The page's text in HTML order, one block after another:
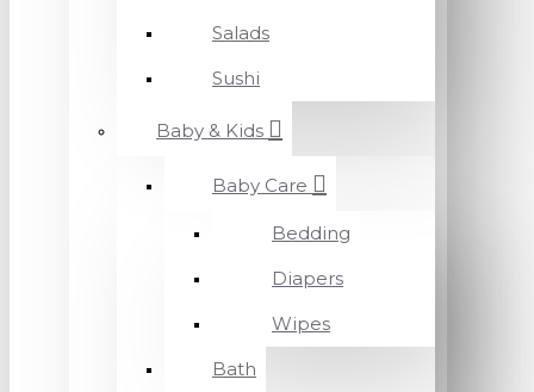
Salads
Sushi
Baby & Kids
Baby Care
Bedding
Diapers
Wipes
Bath